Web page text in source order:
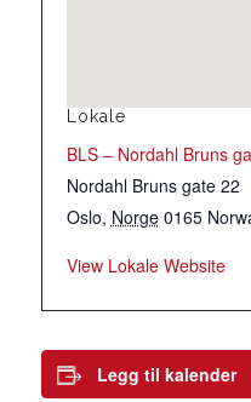
Lokale
BLS – Nordahl Bruns
Nordahl Bruns gate 22
Oslo, Norge 0165
View Lokale Website
Legg til kalender